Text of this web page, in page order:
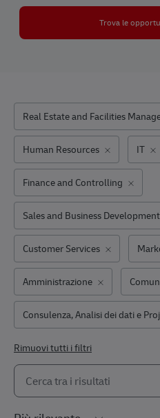
Trova le
Real Estate and Facilities
Human Resources IT
Finance and Controlling
Sales and Business Development
Customer Services
Amministrazione
Consulenza, Analisi dei dati e
Rimuovi tutti i filtri
the results are updated
Avvia la ricerca dell’elenco